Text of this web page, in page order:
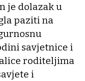
je dolazak u
paziti na
savjetnice i
roditeljima
i